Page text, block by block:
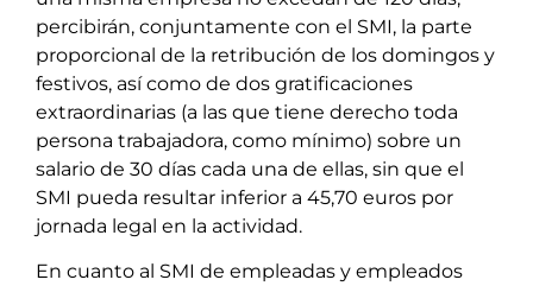
percibirán, conjuntamente con el SMI, la parte
proporcional de la retribución de los domingos y
festivos, así como de dos gratificaciones
extraordinarias (a las que tiene derecho toda
persona trabajadora, como mínimo) sobre un
salario de 30 días cada una de ellas, sin que el
SMI pueda resultar inferior a 45,70 euros por
jornada legal en la actividad.
En cuanto al SMI de empleadas y empleados